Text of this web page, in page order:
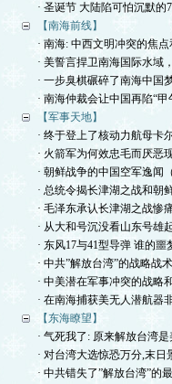
· 圣诞节 大陆陷可怕沉默的
【南海前线】
· 南海: 中西文明冲突的焦
· 美誓言捍卫南海国际水域
· 一步臭棋碾碎了南海中国
· 南海仲裁会让中国再陷“甲
【军事天地】
· 终于登上了核动力航母卡
· 火箭军为何效忠毛而厌恶
· 朝鲜战争的中国空军逸闻
· 总统令揭长津湖之战和朝
· 毛泽东承认长津湖之战惨
· 从大和号沉没看山东号雄
· 东风17与41型导弹 谁的噩
· 中共”解放台湾”的战略战
· 中美潜在军事冲突的战略
· 在南海捕获美无人潜航器
【东海瞭望】
· 气死我了: 原来解放台湾是
· 对台湾大选惊恐万分,末日
· 中共错失了”解放台湾”的